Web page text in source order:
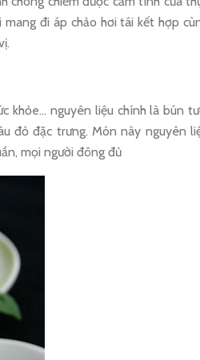
đi áp chảo hơi tái kết hợp
khỏe… nguyên liệu chính là bún
đỏ đặc trưng. Món này nguyên
mọi người đông đủ